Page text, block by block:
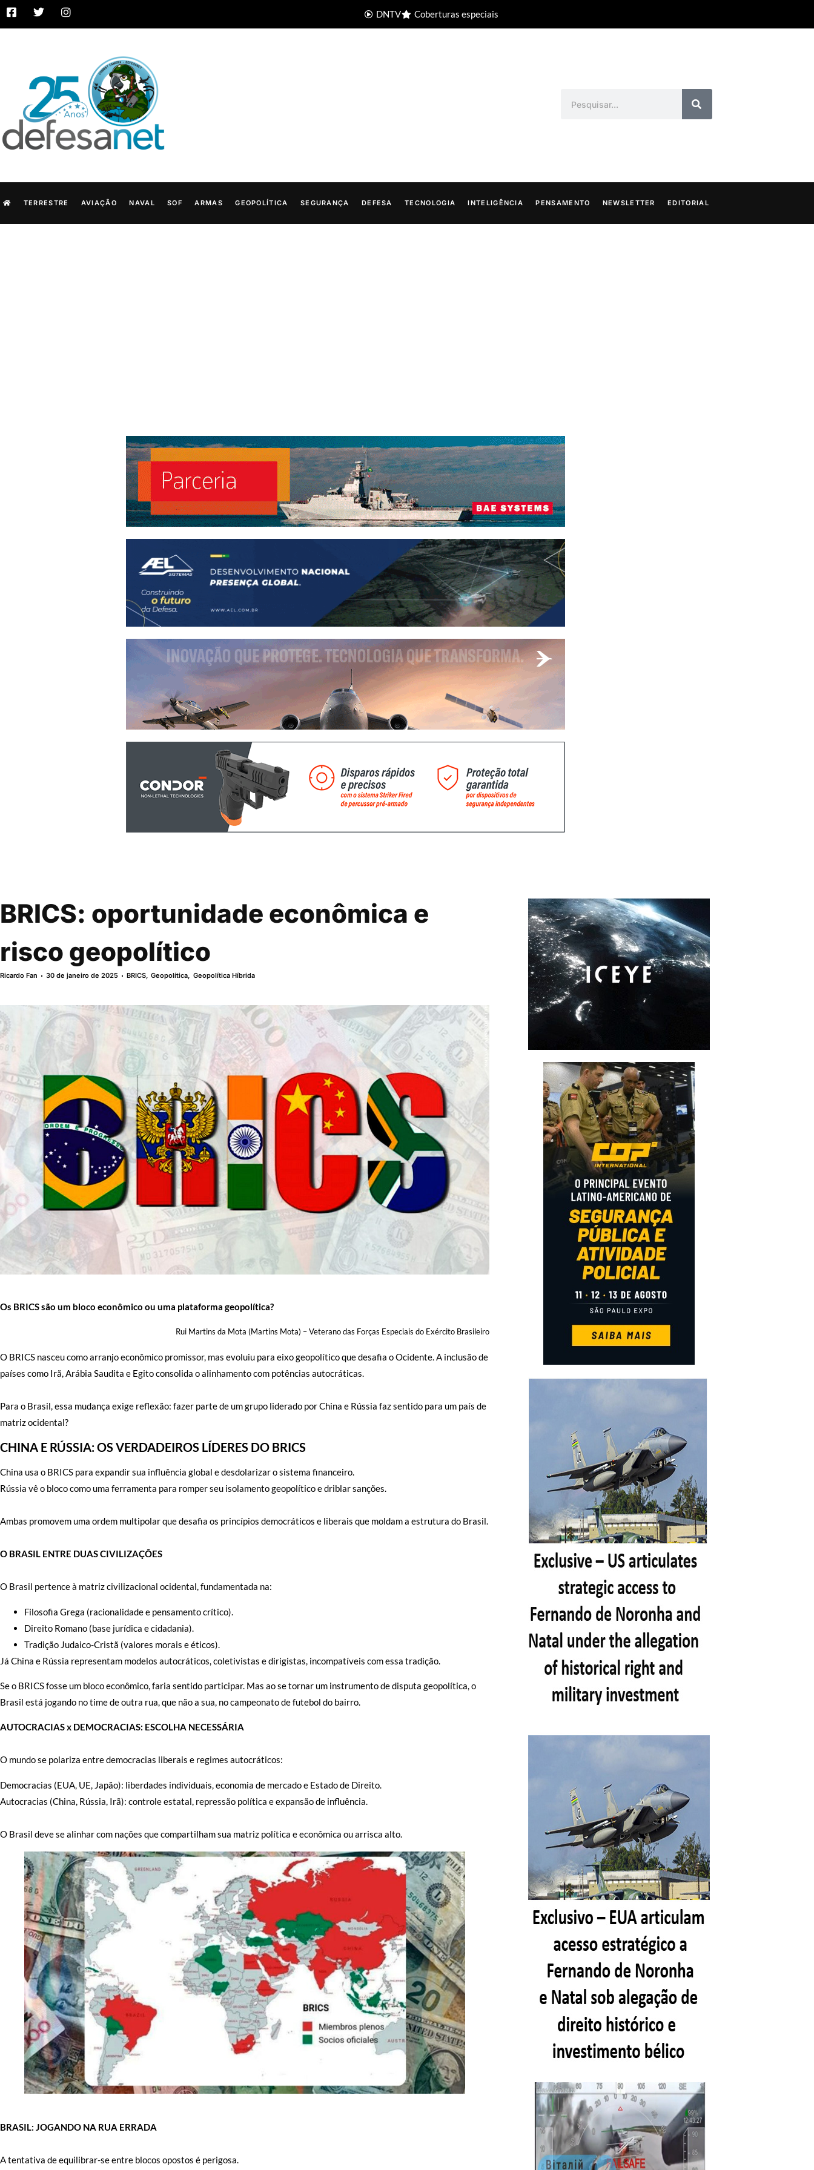
DNTV Coberturas especiais
TERRESTRE AVIAÇÃO NAVAL SOF ARMAS GEOPOLÍTICA SEGURANÇA DEFESA TECNOLOGIA INTELIGÊNCIA PENSAMENTO NEWSLETTER EDITORIAL
BRICS: oportunidade econômica e
risco geopolítico
Ricardo Fan 30 de janeiro de 2025 BRICS,Geopolítica, Geopolítica Híbrida
Os BRICS são um bloco econômico ou uma plataforma geopolítica?
Rui Martins da Mota (Martins Mota) – Veterano das Forças Especiais do Exército Brasileiro
O BRICS nasceu como arranjo econômico promissor, mas evoluiu para eixo geopolítico que desafia o Ocidente. A inclusão de
países como Irã, Arábia Saudita e Egito consolida o alinhamento com potências autocráticas.
Para o Brasil, essa mudança exige reflexão: fazer parte de um grupo liderado por China e Rússia faz sentido para um país de
matriz ocidental?
CHINA E RÚSSIA: OS VERDADEIROS LÍDERES DO BRICS
China usa o BRICS para expandir sua influência global e desdolarizar o sistema financeiro.
Rússia vê o bloco como uma ferramenta para romper seu isolamento geopolítico e driblar sanções.
Ambas promovem uma ordem multipolar que desafia os princípios democráticos e liberais que moldam a estrutura do Brasil.
O BRASIL ENTRE DUAS CIVILIZAÇÕES
O Brasil pertence à matriz civilizacional ocidental, fundamentada na:
Filosofia Grega (racionalidade e pensamento crítico).
Direito Romano (base jurídica e cidadania).
Tradição Judaico-Cristã (valores morais e éticos).
Já China e Rússia representam modelos autocráticos, coletivistas e dirigistas, incompatíveis com essa tradição.
Se o BRICS fosse um bloco econômico, faria sentido participar. Mas ao se tornar um instrumento de disputa geopolítica, o
Brasil está jogando no time de outra rua, que não a sua, no campeonato de futebol do bairro.
AUTOCRACIAS x DEMOCRACIAS: ESCOLHA NECESSÁRIA
O mundo se polariza entre democracias liberais e regimes autocráticos:
Democracias (EUA, UE, Japão): liberdades individuais, economia de mercado e Estado de Direito.
Autocracias (China, Rússia, Irã): controle estatal, repressão política e expansão de influência.
O Brasil deve se alinhar com nações que compartilham sua matriz política e econômica ou arrisca alto.
BRASIL: JOGANDO NA RUA ERRADA
A tentativa de equilibrar-se entre blocos opostos é perigosa.